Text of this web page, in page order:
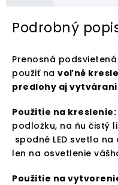
Podrobný
Prenosná
použiť na voľné
predlohy aj
Použitie na kreslenie:
podložku, na ňu čistý
spodné LED svetlo
len na osvetlenie
Použitie na